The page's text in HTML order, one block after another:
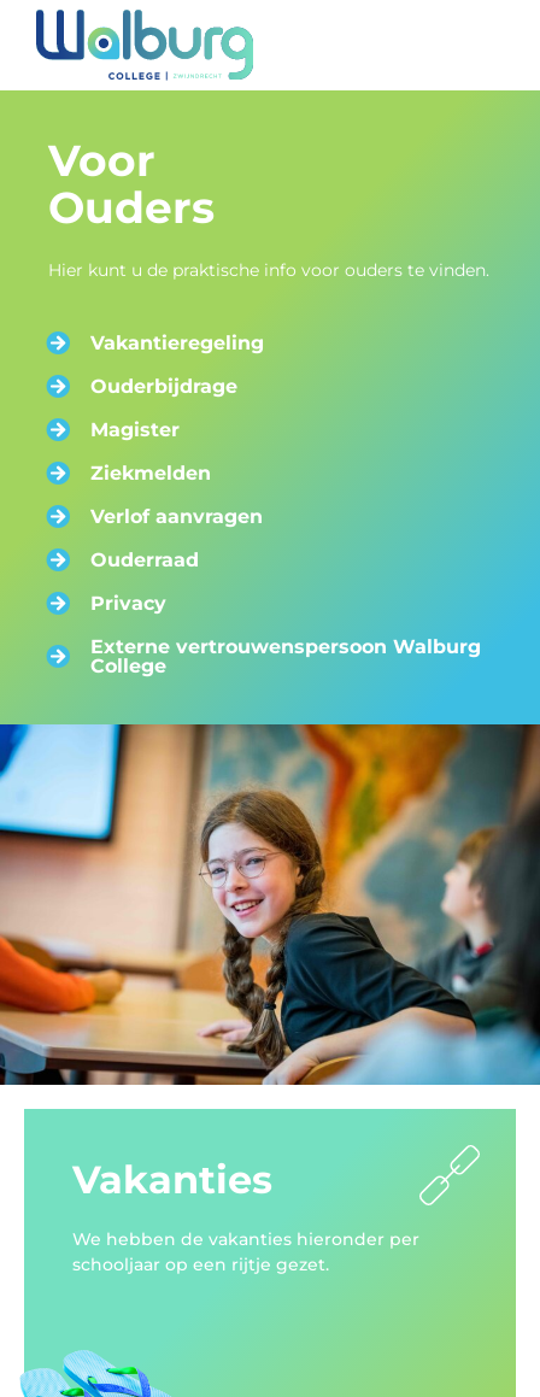
naar
de
Voor
Ouders
Hier kunt u de praktische info voor ouders te vinden.
Vakantieregeling
Ouderbijdrage
Magister
Ziekmelden
Verlof aanvragen
Ouderraad
Privacy
Externe vertrouwenspersoon Walburg
College
Vakanties
We hebben de vakanties hieronder per
schooljaar op een rijtje gezet.